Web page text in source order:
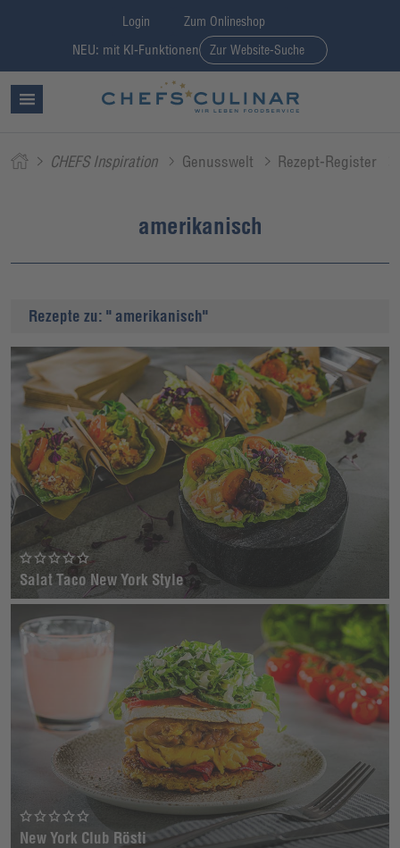
Login Zum Onlineshop
NEU: mit KI-Funktionen Zur Website-Suche
CHEFS Inspiration Genusswelt Rezept-Register
amerikanisch
Rezepte zu: " amerikanisch"
Salat Taco New York Style
New York Club Rösti